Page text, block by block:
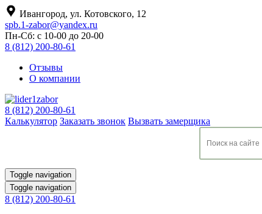
Ивангород, ул. Котовского, 12
spb.1-zabor@yandex.ru
Пн-Сб: с 10-00 до 20-00
8 (812) 200-80-61
Отзывы
О компании
8 (812) 200-80-61
Калькулятор Заказать звонок Вызвать замерщика
Toggle navigation
Toggle navigation
8 (812) 200-80-61